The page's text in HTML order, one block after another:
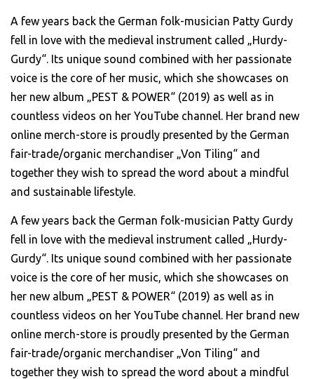
Schaut echt gut aus
und ist auch sicher
und mal was
als immer nur
diese Bandshirts.
Jonas H.
A few years back the German folk-musician Patty Gurdy
fell in love with the medieval instrument called „Hurdy-
Gurdy“. Its unique sound combined with her passionate
voice is the core of her music, which she showcases on
her new album „PEST & POWER“ (2019) as well as in
countless videos on her YouTube channel. Her brand new
online merch-store is proudly presented by the German
fair-trade/organic merchandiser „Von Tiling“ and
together they wish to spread the word about a mindful
and sustainable lifestyle.
A few years back the German folk-musician Patty Gurdy
fell in love with the medieval instrument called „Hurdy-
Gurdy“. Its unique sound combined with her passionate
voice is the core of her music, which she showcases on
her new album „PEST & POWER“ (2019) as well as in
countless videos on her YouTube channel. Her brand new
online merch-store is proudly presented by the German
fair-trade/organic merchandiser „Von Tiling“ and
together they wish to spread the word about a mindful